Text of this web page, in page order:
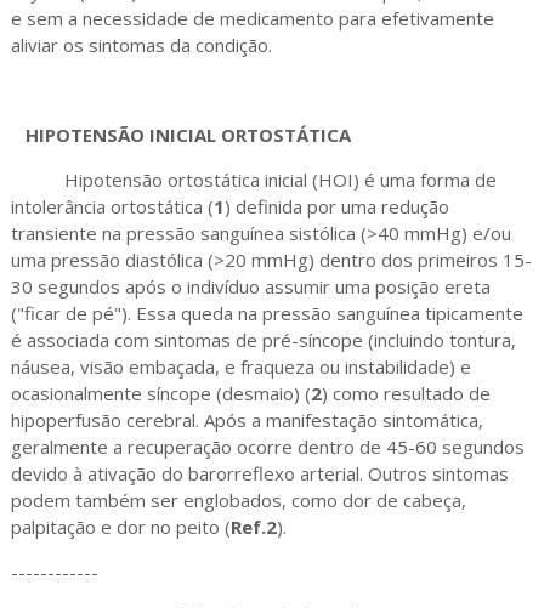
e sem a necessidade de medicamento para efetivamente
aliviar os sintomas da condição.
HIPOTENSÃO INICIAL ORTOSTÁTICA
Hipotensão ortostática inicial (HOI) é uma forma de
intolerância ortostática (1) definida por uma redução
transiente na pressão sanguínea sistólica (>40 mmHg) e/ou
uma pressão diastólica (>20 mmHg) dentro dos primeiros 15-
30 segundos após o indivíduo assumir uma posição ereta
("ficar de pé"). Essa queda na pressão sanguínea tipicamente
é associada com sintomas de pré-síncope (incluindo tontura,
náusea, visão embaçada, e fraqueza ou instabilidade) e
ocasionalmente síncope (desmaio) (2) como resultado de
hipoperfusão cerebral. Após a manifestação sintomática,
geralmente a recuperação ocorre dentro de 45-60 segundos
devido à ativação do barorreflexo arterial. Outros sintomas
podem também ser englobados, como dor de cabeça,
palpitação e dor no peito (Ref.2).
------------